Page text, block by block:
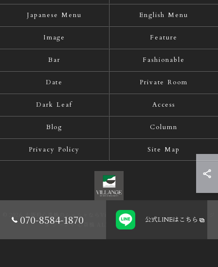
070-8584-1870 公式LINEはこちら
Japanese Menu English Menu
Image Feature
Bar Fashionable
Date Private Room
Dark Leaf Access
Blog Column
Privacy Policy Site Map
© 2026 大阪府心斎橋のシーシャならVillange Shisha Shinsaibasi〜ヴィランジ
ュ シーシャ 心斎橋 ALL RIGHTS RESERVED.